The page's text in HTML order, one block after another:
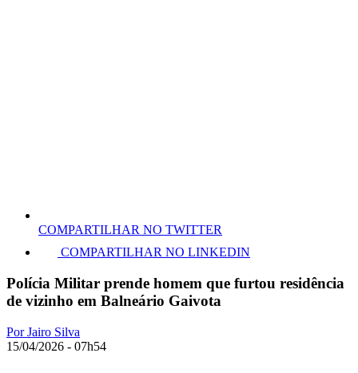
COMPARTILHAR NO TWITTER
COMPARTILHAR NO LINKEDIN
Polícia Militar prende homem que furtou residência
de vizinho em Balneário Gaivota
Por Jairo Silva
15/04/2026 - 07h54